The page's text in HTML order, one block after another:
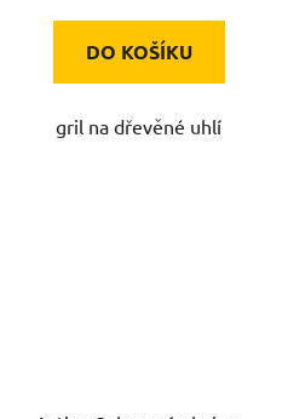
DO KOŠÍKU
gril na dřevěné uhlí